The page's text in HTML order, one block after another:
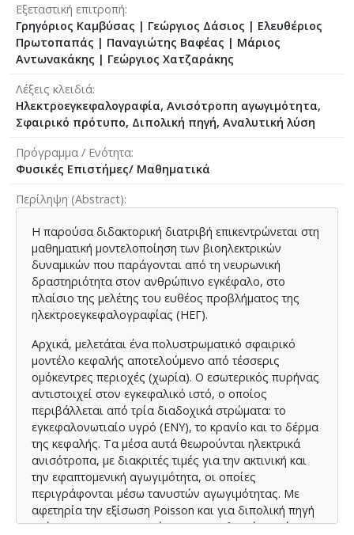
Εξεταστική επιτροπή
Γρηγόριος Καμβύσας | Γεώργιος Δάσιος | Ελευθέριος
Πρωτοπαπάς | Παναγιώτης Βαφέας | Μάριος
Αντωνακάκης | Γεώργιος Χατζαράκης
Λέξεις κλειδιά
Ηλεκτροεγκεφαλογραφία, Ανισότροπη αγωγιμότητα,
Σφαιρικό πρότυπο, Διπολική πηγή, Αναλυτική λύση
Πρόγραμμα / Ενότητα
Φυσικές Επιστήμες/ Μαθηματικά
Περίληψη (Abstract)
Η παρούσα διδακτορική διατριβή επικεντρώνεται στη
μαθηματική μοντελοποίηση των βιοηλεκτρικών
δυναμικών που παράγονται από τη νευρωνική
δραστηριότητα στον ανθρώπινο εγκέφαλο, στο
πλαίσιο της μελέτης του ευθέος προβλήματος της
ηλεκτροεγκεφαλογραφίας (ΗΕΓ).
Αρχικά, μελετάται ένα πολυστρωματικό σφαιρικό
μοντέλο κεφαλής αποτελούμενο από τέσσερις
ομόκεντρες περιοχές (χωρία). Ο εσωτερικός πυρήνας
αντιστοιχεί στον εγκεφαλικό ιστό, ο οποίος
περιβάλλεται από τρία διαδοχικά στρώματα: το
εγκεφαλονωτιαίο υγρό (ΕΝΥ), το κρανίο και το δέρμα
της κεφαλής. Τα μέσα αυτά θεωρούνται ηλεκτρικά
ανισότροπα, με διακριτές τιμές για την ακτινική και
την εφαπτομενική αγωγιμότητα, οι οποίες
περιγράφονται μέσω τανυστών αγωγιμότητας. Με
αφετηρία την εξίσωση Poisson και για διπολική πηγή
ρεύματος στο εσωτερικό του εγκεφαλικού ιστού,